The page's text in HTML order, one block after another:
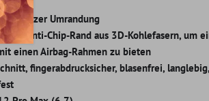
Umrandung
Anti-Chip-Rand aus 3D-Kohlefasern, um
einen Airbag-Rahmen zu bieten
fingerabdrucksicher, blasenfrei, langlebig,